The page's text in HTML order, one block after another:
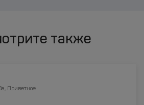
также
Приветное